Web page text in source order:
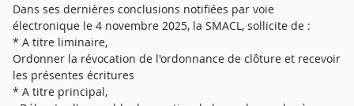
Dans ses dernières conclusions notifiées par voie
électronique le 4 novembre 2025, la SMACL, sollicite de :
* A titre liminaire,
Ordonner la révocation de l'ordonnance de clôture et recevoir
les présentes écritures
* A titre principal,